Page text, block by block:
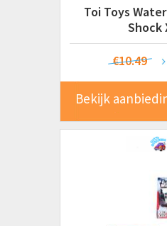
Toi Toys
Shock
€10.49
Bekijk